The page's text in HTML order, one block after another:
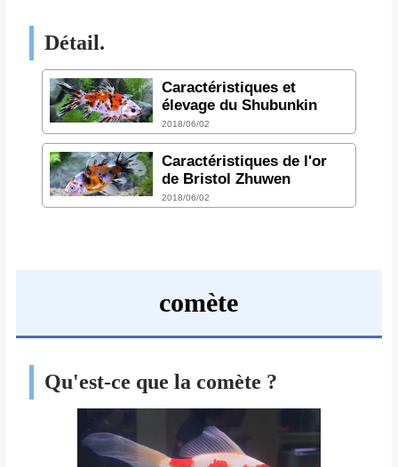
Détail.
Caractéristiques et
élevage du Shubunkin
2018/06/02
Caractéristiques de l'or
de Bristol Zhuwen
2018/06/02
comète
Qu'est-ce que la comète ?